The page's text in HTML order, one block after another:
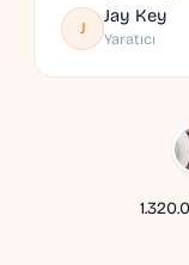
J
Jay Key
Yaratıcı